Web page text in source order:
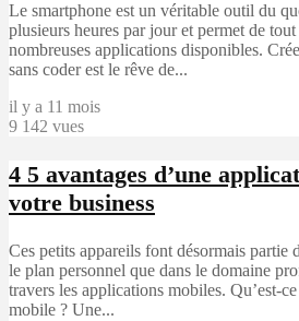
Le smartphone est un véritable outil du
plusieurs heures par jour et permet de
nombreuses applications disponibles.
sans coder est le rêve de...
il y a 11 mois
9 142 vues
4 5 avantages d’une
votre business
Ces petits appareils font désormais partie
le plan personnel que dans le domaine
travers les applications mobiles. Qu’est-
mobile ? Une...